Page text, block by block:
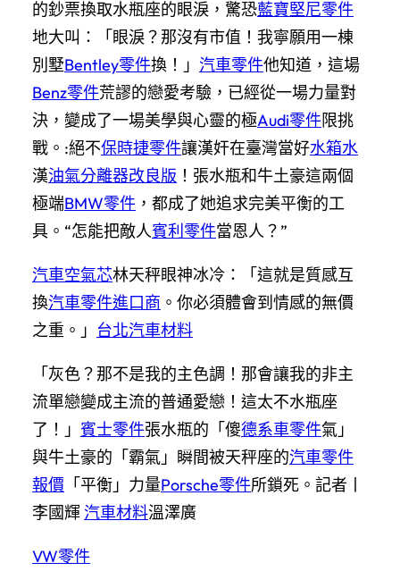
的鈔票換取水瓶座的眼淚，驚恐藍寶堅尼零件
地大叫：「眼淚？那沒有市值！我寧願用一棟
別墅Bentley零件換！」 汽車零件他知道，這場
Benz零件荒謬的戀愛考驗，已經從一場力量對
決，變成了一場美學與心靈的極Audi零件限挑
戰。:絕不保時捷零件讓漢奸在臺灣當好水箱水
漢油氣分離器改良版 ！張水瓶和牛土豪這兩個
極端BMW零件 ，都成了她追求完美平衡的工
具。“怎能把敵人賓利零件當恩人？”
汽車空氣芯林天秤眼神冰冷：「這就是質感互
換汽車零件進口商 。你必須體會到情感的無價
之重。」 台北汽車材料
「灰色？那不是我的主色調！那會讓我的非主
流單戀變成主流的普通愛戀！這太不水瓶座
了！」 賓士零件張水瓶的「傻德系車零件氣」
與牛土豪的「霸氣」瞬間被天秤座的汽車零件
報價 「平衡」力量Porsche零件所鎖死。記者丨
李國輝汽車材料溫澤廣
VW零件